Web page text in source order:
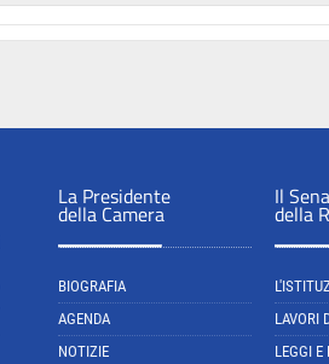
La Presidente
della Camera
BIOGRAFIA
AGENDA
NOTIZIE
Il
della
LAVORI
LEGGI E